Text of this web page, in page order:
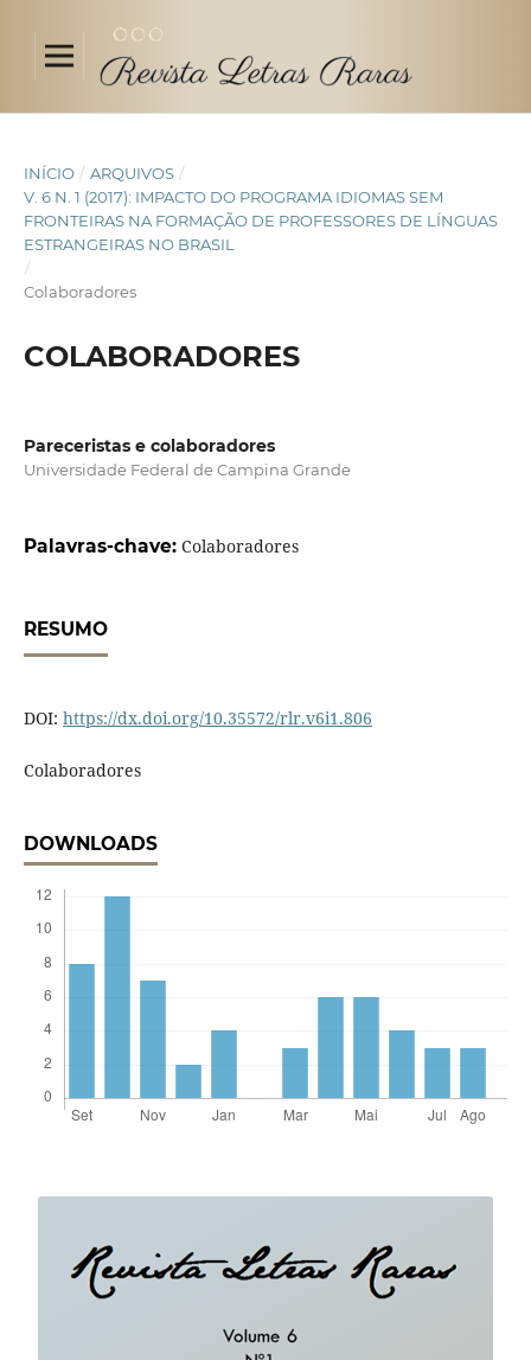
INÍCIO / ARQUIVOS /
V. 6 N. 1 (2017): IMPACTO DO PROGRAMA IDIOMAS SEM
FRONTEIRAS NA FORMAÇÃO DE PROFESSORES DE LÍNGUAS
ESTRANGEIRAS NO BRASIL
/
Colaboradores
COLABORADORES
Pareceristas e colaboradores
Universidade Federal de Campina Grande
Palavras-chave: Colaboradores
RESUMO
DOI: https://dx.doi.org/10.35572/rlr.v6i1.806
Colaboradores
DOWNLOADS